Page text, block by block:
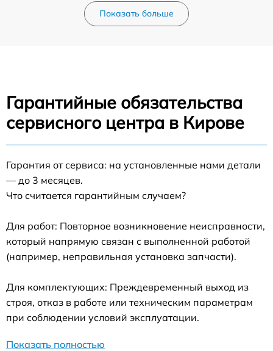
Показать больше
Гарантийные обязательства
сервисного центра в Кирове
Гарантия от сервиса: на установленные нами детали
— до 3 месяцев.
Что считается гарантийным случаем?
Для работ: Повторное возникновение неисправности,
который напрямую связан с выполненной работой
(например, неправильная установка запчасти).
Для комплектующих: Преждевременный выход из
строя, отказ в работе или техническим параметрам
при соблюдении условий эксплуатации.
Показать полностью